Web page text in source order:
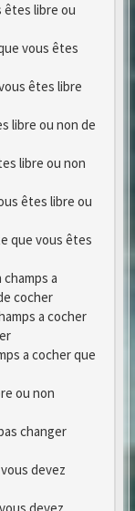
êtes libre ou
vous êtes
êtes libre
libre ou non de
libre ou non
êtes libre ou
que vous êtes
a
cocher
a cocher
a cocher que
ou non
changer
devez